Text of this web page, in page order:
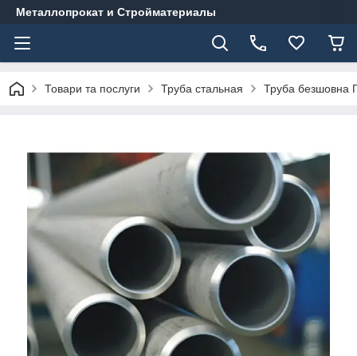
Металлопрокат и Стройматериалы
Товари та послуги Труба стальная Труба безшовна